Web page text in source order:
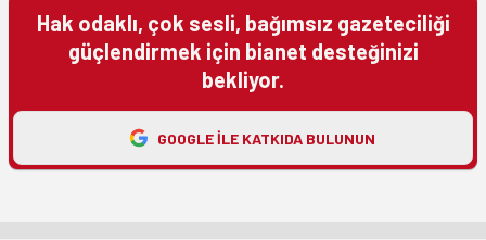
Hak odaklı, çok sesli, bağımsız gazeteciliği
güçlendirmek için bianet desteğinizi
bekliyor.
GOOGLE ILE KATKIDA BULUNUN